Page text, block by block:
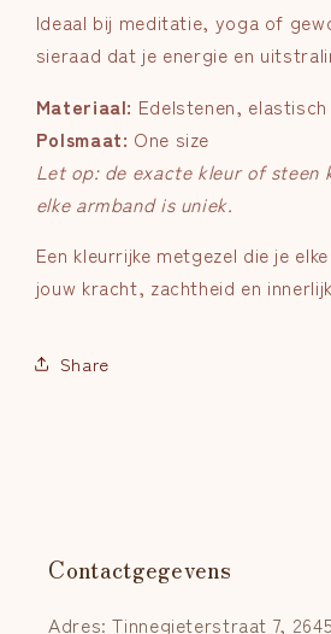
Ideaal bij meditatie, yoga of
sieraad dat je energie en
Materiaal: Edelstenen,
Polsmaat: One size
Let op: de exacte kleur of steen
elke armband is uniek.
Een kleurrijke metgezel die je
jouw kracht, zachtheid en
Share
Contactgegevens
Adres: Tinnegieterstraat 7,